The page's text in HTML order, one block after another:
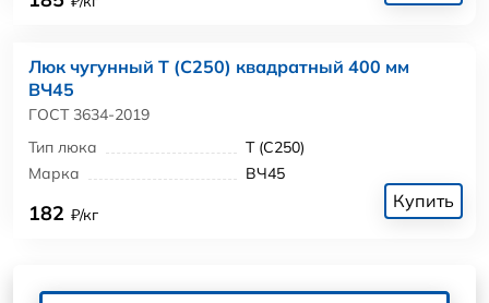
Люк чугунный Т (С250) квадратный 400 мм
ВЧ45
ГОСТ 3634-2019
Тип люка
Т (С250)
Марка
ВЧ45
182 ₽/кг
Купить